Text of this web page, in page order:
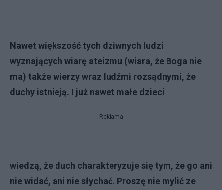
Nawet większość tych dziwnych ludzi
wyznających wiarę ateizmu (wiara, że Boga nie
ma) także wierzy wraz ludźmi rozsądnymi, że
duchy istnieją. I już nawet małe dzieci
Reklama
wiedzą, że duch charakteryzuje się tym, że go ani
nie widać, ani nie słychać. Proszę nie mylić ze